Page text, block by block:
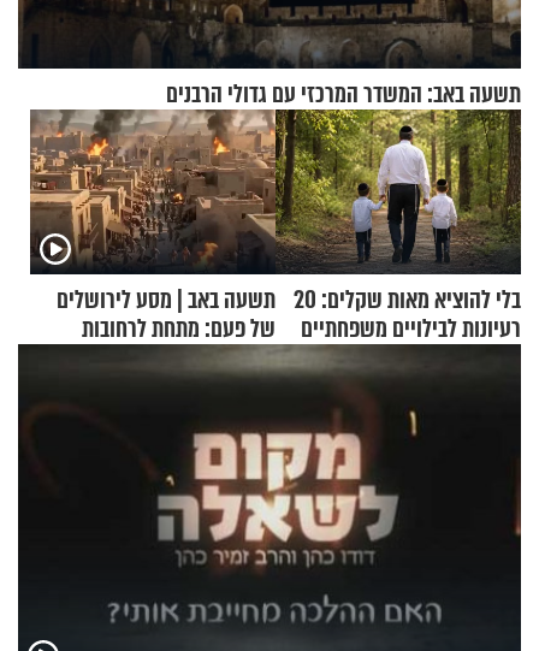
תשעה באב: המשדר המרכזי עם גדולי הרבנים
בלי להוציא מאות שקלים: 20
רעיונות לבילויים משפחתיים
תשעה באב | מסע לירושלים
של פעם: מתחת לרחובות
ירושלים